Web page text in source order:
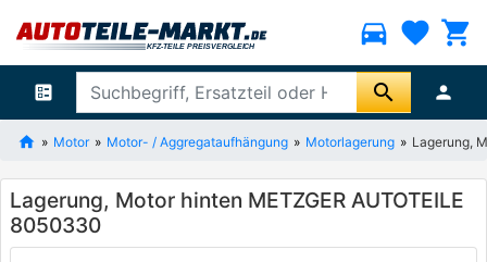
directions_car favorite shopping_cart
ballot search person
Motor Motor- / Aggregataufhängung Motorlagerung Lagerung,
Lagerung, Motor hinten METZGER AUTOTEILE
8050330